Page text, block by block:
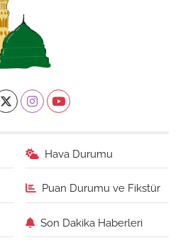
Hava Durumu
Puan Durumu ve Fikstür
Son Dakika Haberleri